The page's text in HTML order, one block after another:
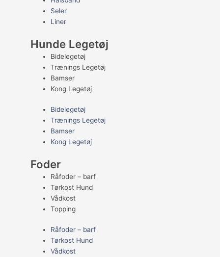
Seler
Liner
Hunde Legetøj
Bidelegetøj
Trænings Legetøj
Bamser
Kong Legetøj
Bidelegetøj
Trænings Legetøj
Bamser
Kong Legetøj
Foder
Råfoder – barf
Tørkost Hund
Vådkost
Topping
Råfoder – barf
Tørkost Hund
Vådkost